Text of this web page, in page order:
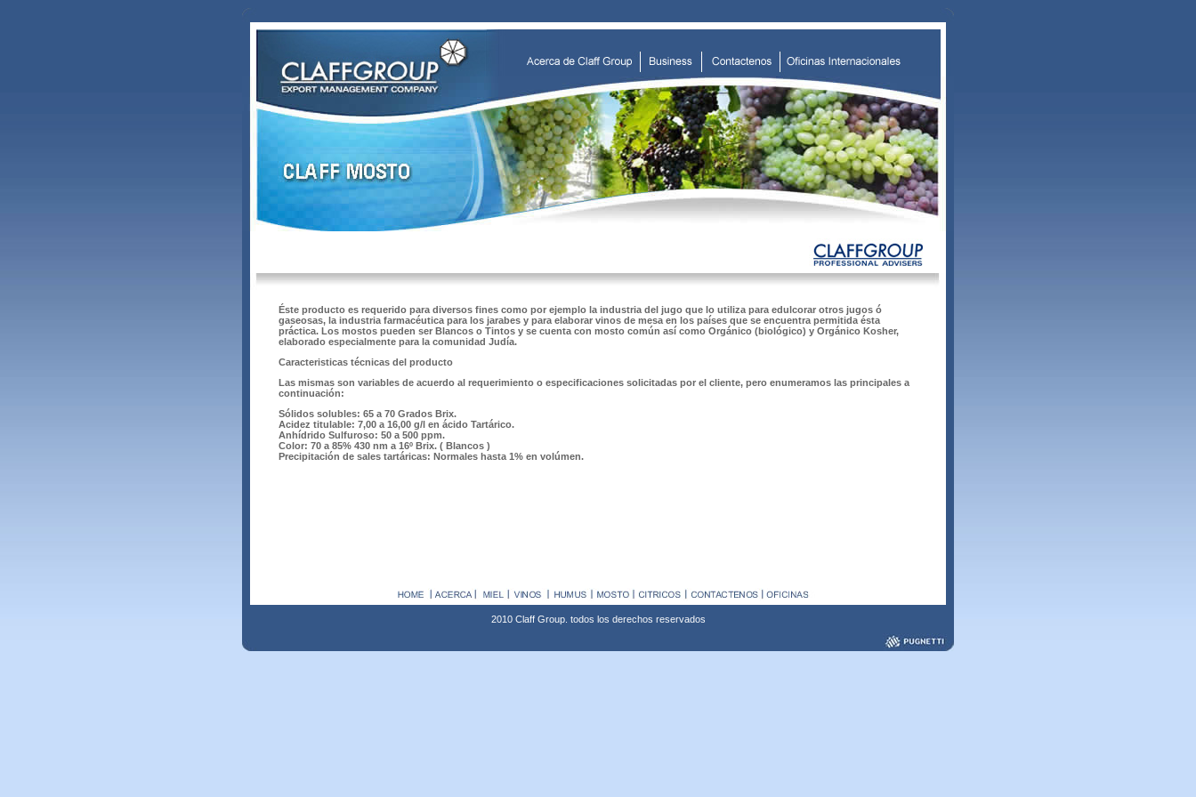
Éste producto es requerido para diversos fines como por ejemplo la industria del jugo que lo utiliza para edulcorar otros jugos ó
gaseosas, la industria farmacéutica para los jarabes y para elaborar vinos de mesa en los países que se encuentra permitida ésta
práctica. Los mostos pueden ser Blancos o Tintos y se cuenta con mosto común así como Orgánico (biológico) y Orgánico Kosher,
elaborado especialmente para la comunidad Judía.
Caracteristicas técnicas del producto
Las mismas son variables de acuerdo al requerimiento o especificaciones solicitadas por el cliente, pero enumeramos las principales a
continuación:
Sólidos solubles: 65 a 70 Grados Brix.
Acidez titulable: 7,00 a 16,00 g/l en ácido Tartárico.
Anhídrido Sulfuroso: 50 a 500 ppm.
Color: 70 a 85% 430 nm a 16º Brix. ( Blancos )
Precipitación de sales tartáricas: Normales hasta 1% en volúmen.
2010 Claff Group. todos los derechos reservados